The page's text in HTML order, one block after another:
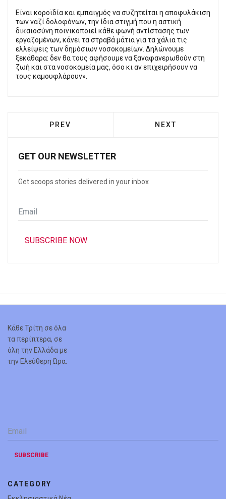
Είναι κοροϊδία και εμπαιγμός να συζητείται η αποφυλάκιση
των ναζί δολοφόνων, την ίδια στιγμή που η αστική
δικαιοσύνη ποινικοποιεί κάθε φωνή αντίστασης των
εργαζομένων, κάνει τα στραβά μάτια για τα χάλια τις
ελλείψεις των δημόσιων νοσοκομείων. Δηλώνουμε
ξεκάθαρα: δεν θα τους αφήσουμε να ξαναφανερωθούν στη
ζωή και στα νοσοκομεία μας, όσο κι αν επιχειρήσουν να
τους καμουφλάρουν».
PREVIOUS ARTICLE: NΊΚΑΙΑ:
PREV NEXT
NEXT
GET OUR NEWSLETTER
Get scoops stories delivered in your inbox
Email
*
SUBSCRIBE NOW
Κάθε Τρίτη σε όλα
τα περίπτερα, σε
όλη την Ελλάδα με
την Ελεύθερη Ώρα.
Email
*
SUBSCRIBE
CATEGORY